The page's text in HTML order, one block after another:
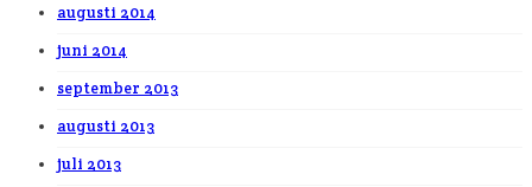
augusti 2014
juni 2014
september 2013
augusti 2013
juli 2013